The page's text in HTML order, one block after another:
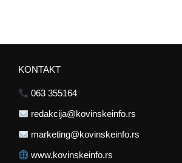
KONTAKT
063 355164
redakcija@kovinskeinfo.rs
marketing@kovinskeinfo.rs
www.kovinskeinfo.rs